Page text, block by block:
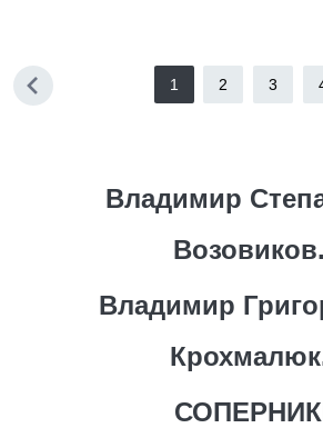
1 2 3
Владимир
Возовиков.
Владимир